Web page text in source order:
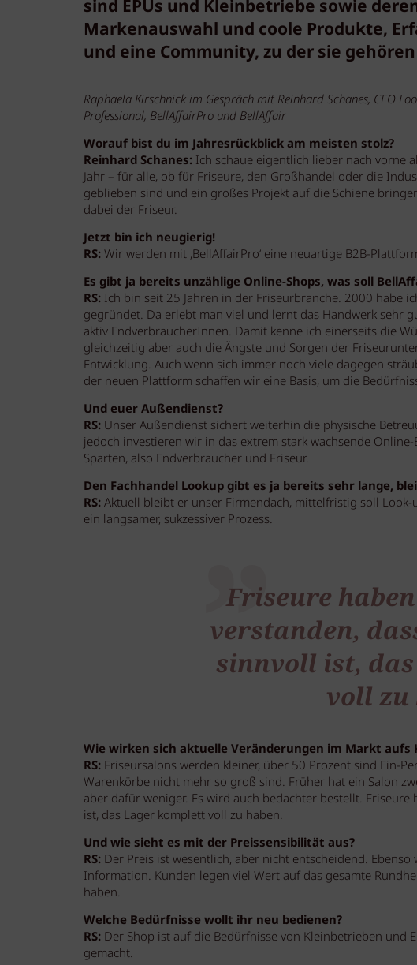
sind EPUs und Kleinbetriebe sowie
Markenauswahl und coole Produkte,
und eine Community, zu der sie
Raphaela Kirschnick im Gespräch mit Reinhard Schanes, CEO
Professional, BellAffairPro und BellAffair
Worauf bist du im Jahresrückblick am meisten stolz?
Reinhard Schanes: Ich schaue eigentlich lieber nach vorne
Jahr – für alle, ob für Friseure, den Großhandel oder die
geblieben sind und ein großes Projekt auf die Schiene
dabei der Friseur.
Jetzt bin ich neugierig!
RS: Wir werden mit ‚BellAffairPro‘ eine neuartige B2B-
Es gibt ja bereits unzählige Online-Shops, was soll
RS: Ich bin seit 25 Jahren in der Friseurbranche. 2000 habe
gegründet. Da erlebt man viel und lernt das Handwerk sehr
aktiv EndverbraucherInnen. Damit kenne ich einerseits die
gleichzeitig aber auch die Ängste und Sorgen der
Entwicklung. Auch wenn sich immer noch viele dagegen
der neuen Plattform schaffen wir eine Basis, um die
Und euer Außendienst?
RS: Unser Außendienst sichert weiterhin die physische
jedoch investieren wir in das extrem stark wachsende
Sparten, also Endverbraucher und Friseur.
Den Fachhandel Lookup gibt es ja bereits sehr lange,
RS: Aktuell bleibt er unser Firmendach, mittelfristig soll
ein langsamer, sukzessiver Prozess.
Friseure
verstanden,
sinnvoll ist,
voll zu
Wie wirken sich aktuelle Veränderungen im Markt
RS: Friseursalons werden kleiner, über 50 Prozent sind Ein-
Warenkörbe nicht mehr so groß sind. Früher hat ein Salon
aber dafür weniger. Es wird auch bedachter bestellt.
ist, das Lager komplett voll zu haben.
Und wie sieht es mit der Preissensibilität aus?
RS: Der Preis ist wesentlich, aber nicht entscheidend.
Information. Kunden legen viel Wert auf das gesamte
haben.
Welche Bedürfnisse wollt ihr neu bedienen?
RS: Der Shop ist auf die Bedürfnisse von Kleinbetrieben und
gemacht.